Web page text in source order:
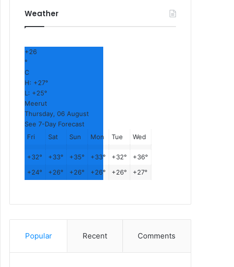
Weather
+26
°
C
H: +27°
L: +25°
Meerut
Thursday, 06 August
See 7-Day Forecast
Fri
Sat Sun Mon Tue Wed
+32° +33° +35° +33° +32° +36°
+24° +26° +26° +26° +26° +27°
Popular Recent Comments